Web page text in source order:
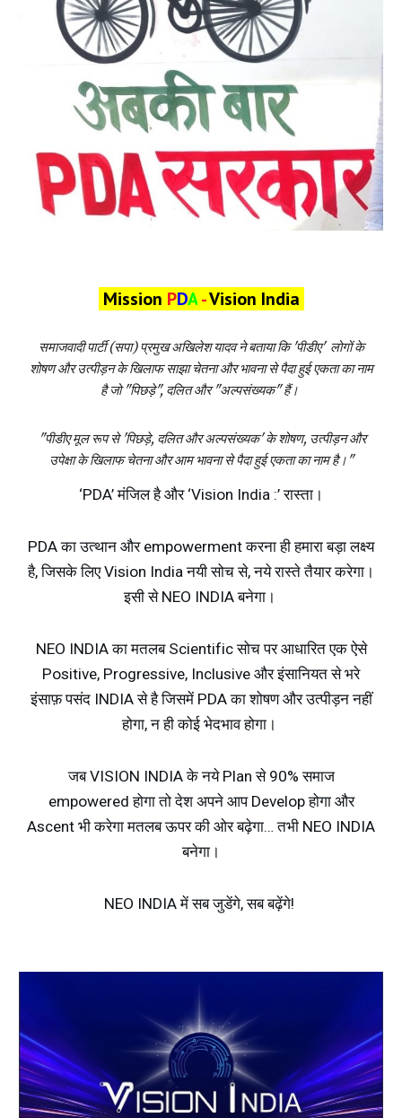
Mission PDA-Vision India
समाजवादी पार्टी (सपा) प्रमुख अखिलेश यादव ने बताया कि 'पीडीए' लोगों के
शोषण और उत्पीड़न के खिलाफ साझा चेतना और भावना से पैदा हुई एकता का नाम
है जो "पिछड़े", दलित और "अल्पसंख्यक" हैं।
"पीडीए मूल रूप से 'पिछड़े, दलित और अल्पसंख्यक' के शोषण, उत्पीड़न और
उपेक्षा के खिलाफ चेतना और आम भावना से पैदा हुई एकता का नाम है।"
‘PDA’ मंजिल है और ‘Vision India :’ रास्ता।
PDA का उत्थान और empowerment करना ही हमारा बड़ा लक्ष्य
है, जिसके लिए Vision India नयी सोच से, नये रास्ते तैयार करेगा।
इसी से NEO INDIA बनेगा।
NEO INDIA का मतलब Scientific सोच पर आधारित एक ऐसे
Positive, Progressive, Inclusive और इंसानियत से भरे
इंसाफ़ पसंद INDIA से है जिसमें PDA का शोषण और उत्पीड़न नहीं
होगा, न ही कोई भेदभाव होगा।
जब VISION INDIA के नये Plan से 90% समाज
empowered होगा तो देश अपने आप Develop होगा और
Ascent भी करेगा मतलब ऊपर की ओर बढ़ेगा… तभी NEO INDIA
बनेगा।
NEO INDIA में सब जुडेंगे, सब बढ़ेंगे!